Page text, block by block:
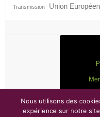
Transmission Union
Nous utilisons des
expérience sur notre